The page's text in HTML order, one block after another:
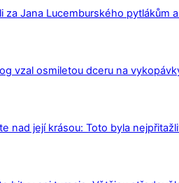
za Jana Lucemburského pytlákům
vzal osmiletou dceru na
nad její krásou: Toto byla